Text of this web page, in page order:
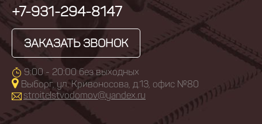
+7-931-294-8147
ЗАКАЗАТЬ ЗВОНОК
9:00 - 20:00 без выходных
Выборг, ул. Кривоносова, д.13, офис №80
stroitelstvodomov@yandex.ru